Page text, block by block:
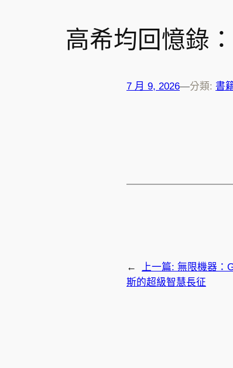
高希均回憶錄
7 月 9, 2026—分類: 書
← 上一篇: 無限機器：
斯的超級智慧長征